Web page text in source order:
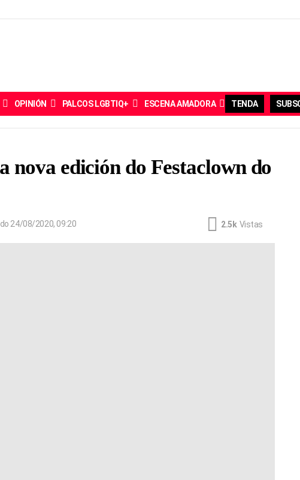
OPINIÓN PALCOS LGBTIQ+ ESCENA AMADORA TENDA
nova edición do Festaclown do
24/08/2020, 09:20 2.5k Vistas